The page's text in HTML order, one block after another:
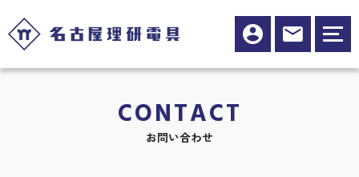
CONTACT
お問い合わせ